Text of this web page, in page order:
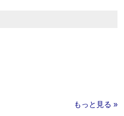
もっと見る »